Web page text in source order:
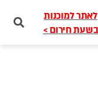
לאתר למוכנות
בשעת חירום >